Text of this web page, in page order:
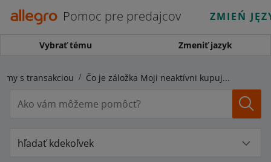
Pomoc pre predajcov ZMIEŃ
Vybrať tému Zmeniť jazyk
s transakciou Čo je záložka Moji neaktívni kupujúci a ako ju používať
hľadať kdekoľvek